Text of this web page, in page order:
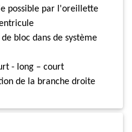
possible par l'oreillette
bloc dans de système
- long – court
de la branche droite